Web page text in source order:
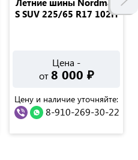
Летние шины Nordman
S SUV 225/65 R17 102H
Цена -
от8 000 ₽
Цену и наличие уточняйте:
8-910-269-30-22